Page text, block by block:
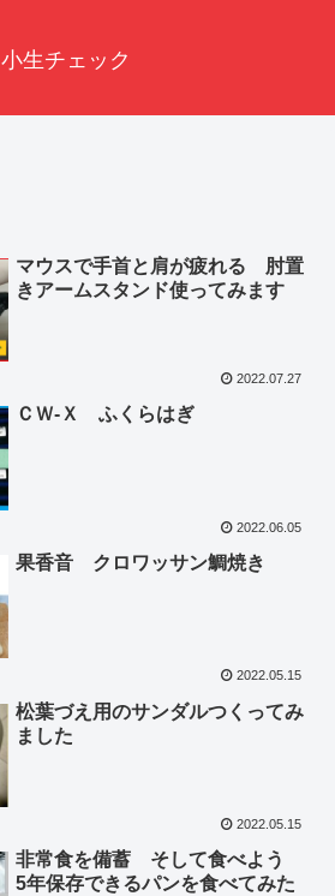
小生チェック
マウスで手首と肩が疲れる 肘置
きアームスタンド使ってみます
2022.07.27
ＣＷ-Ｘ ふくらはぎ
2022.06.05
果香音 クロワッサン鯛焼き
2022.05.15
松葉づえ用のサンダルつくってみ
ました
2022.05.15
非常食を備蓄 そして食べよう
5年保存できるパンを食べてみた